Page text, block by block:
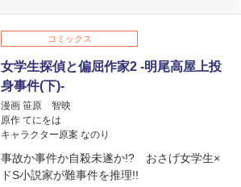
コミックス
女学生探偵と偏屈作家2 -明尾高屋上投
身事件(下)-
漫画 笹原 智映
原作 てにをは
キャラクター原案 なのり
事故か事件か自殺未遂か!? おさげ女学生×
ドS小説家が難事件を推理!!